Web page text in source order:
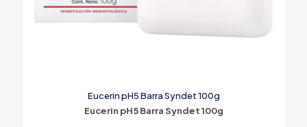
Eucerin pH5 Barra Syndet 100g
Eucerin pH5 Barra Syndet 100g